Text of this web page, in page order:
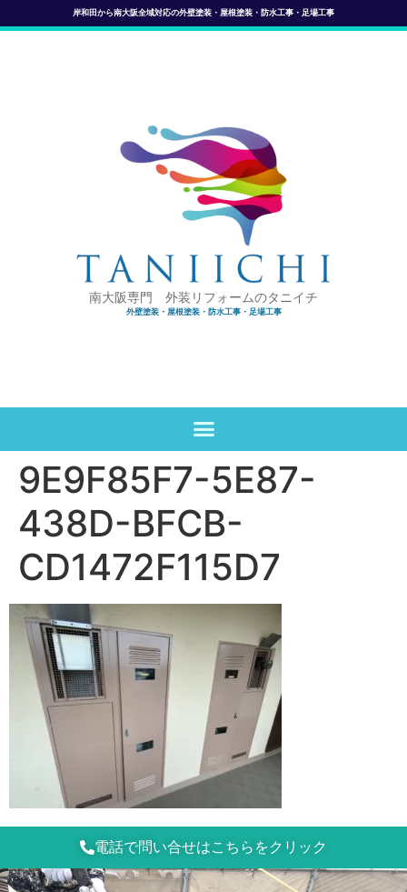
岸和田から南大阪全域対応の外壁塗装・屋根塗装・防水工事・足場工事
南大阪専門 外装リフォームのタニイチ
外壁塗装・屋根塗装・防水工事・足場工事
9E9F85F7-5E87-
438D-BFCB-
CD1472F115D7
電話で問い合せはこちらをクリック